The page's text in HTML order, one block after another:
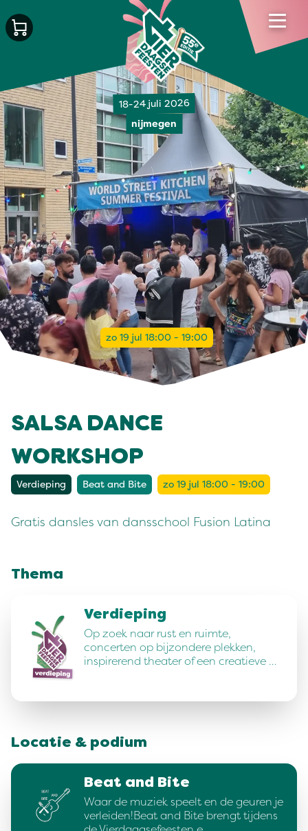
18-24 juli 2026
nijmegen
zo 19 jul 18:00 - 19:00
SALSA DANCE
WORKSHOP
Verdieping Beat and Bite zo 19 jul 18:00 - 19:00
Gratis dansles van dansschool Fusion Latina
Thema
Verdieping
Op zoek naar rust en ruimte,
concerten op bijzondere plekken,
inspirerend theater of een creatieve …
Locatie & podium
Beat and Bite
Waar de muziek speelt en de geuren je
verleiden!Beat and Bite brengt tijdens